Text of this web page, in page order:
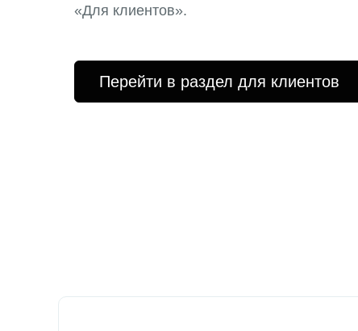
«Для клиентов».
Перейти в раздел для клиентов